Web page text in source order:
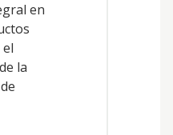
en
la